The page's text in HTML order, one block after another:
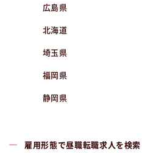
広島県
北海道
埼玉県
福岡県
静岡県
雇用形態で昼職転職求人を検索